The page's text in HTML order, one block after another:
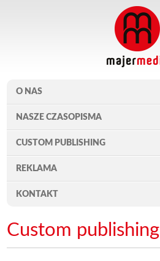
O NAS
NASZE CZASOPISMA
CUSTOM PUBLISHING
REKLAMA
KONTAKT
Custom publishing